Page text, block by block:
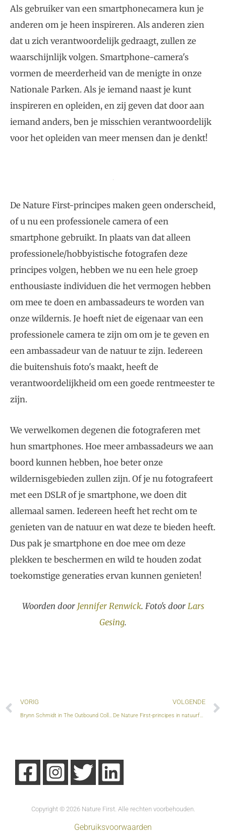
Als gebruiker van een smartphonecamera kun je
anderen om je heen inspireren. Als anderen zien
dat u zich verantwoordelijk gedraagt, zullen ze
waarschijnlijk volgen. Smartphone-camera's
vormen de meerderheid van de menigte in onze
Nationale Parken. Als je iemand naast je kunt
inspireren en opleiden, en zij geven dat door aan
iemand anders, ben je misschien verantwoordelijk
voor het opleiden van meer mensen dan je denkt!
De Nature First-principes maken geen onderscheid,
of u nu een professionele camera of een
smartphone gebruikt. In plaats van dat alleen
professionele/hobbyistische fotografen deze
principes volgen, hebben we nu een hele groep
enthousiaste individuen die het vermogen hebben
om mee te doen en ambassadeurs te worden van
onze wildernis. Je hoeft niet de eigenaar van een
professionele camera te zijn om om je te geven en
een ambassadeur van de natuur te zijn. Iedereen
die buitenshuis foto's maakt, heeft de
verantwoordelijkheid om een goede rentmeester te
zijn.
We verwelkomen degenen die fotograferen met
hun smartphones. Hoe meer ambassadeurs we aan
boord kunnen hebben, hoe beter onze
wildernisgebieden zullen zijn. Of je nu fotografeert
met een DSLR of je smartphone, we doen dit
allemaal samen. Iedereen heeft het recht om te
genieten van de natuur en wat deze te bieden heeft.
Dus pak je smartphone en doe mee om deze
plekken te beschermen en wild te houden zodat
toekomstige generaties ervan kunnen genieten!
Woorden door Jennifer Renwick. Foto's door Lars
Gesing.
Vorige
VORIG
Brynn Schmidt in The Outbound Collective: Word lid van de Nature First Photography Alliance
VOLGENDE
De Nature First-principes in natuurfotografie
Copyright © 2026 Nature First. Alle rechten voorbehouden.
Gebruiksvoorwaarden